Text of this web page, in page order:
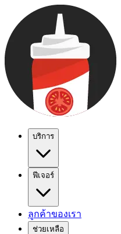
บริการ
ฟีเจอร์
ลูกค้าของเรา
ช่วยเหลือ